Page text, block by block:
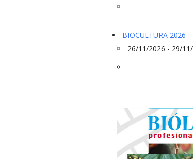
BIOCULTURA 2026
26/11/2026 - 29/